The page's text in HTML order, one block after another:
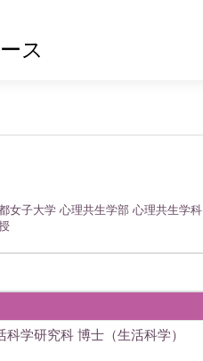
ス
女子大学 心理共生学部 心理共生学科
学研究科 博士（生活科学）